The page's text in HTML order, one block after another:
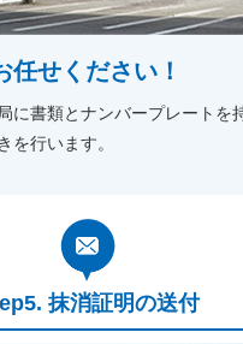
任せください！
に書類とナンバープレートを
を行います。
抹消証明の送付